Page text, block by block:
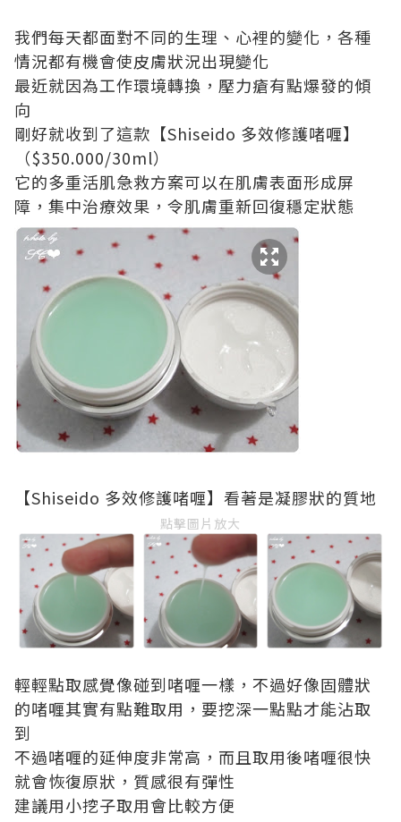
我們每天都面對不同的生理、心裡的變化，各種
情況都有機會使皮膚狀況出現變化
最近就因為工作環境轉換，壓力瘡有點爆發的傾
向
剛好就收到了這款【Shiseido 多效修護啫喱】
（$350.000/30ml）
它的多重活肌急救方案可以在肌膚表面形成屏
障，集中治療效果，令肌膚重新回復穩定狀態
【Shiseido 多效修護啫喱】看著是凝膠狀的質地
點擊圖片放大
輕輕點取感覺像碰到啫喱一樣，不過好像固體狀
的啫喱其實有點難取用，要挖深一點點才能沾取
到
不過啫喱的延伸度非常高，而且取用後啫喱很快
就會恢復原狀，質感很有彈性
建議用小挖子取用會比較方便